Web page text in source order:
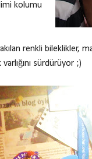
kolumu
renkli bileklikler,
sürdürüyor ;)